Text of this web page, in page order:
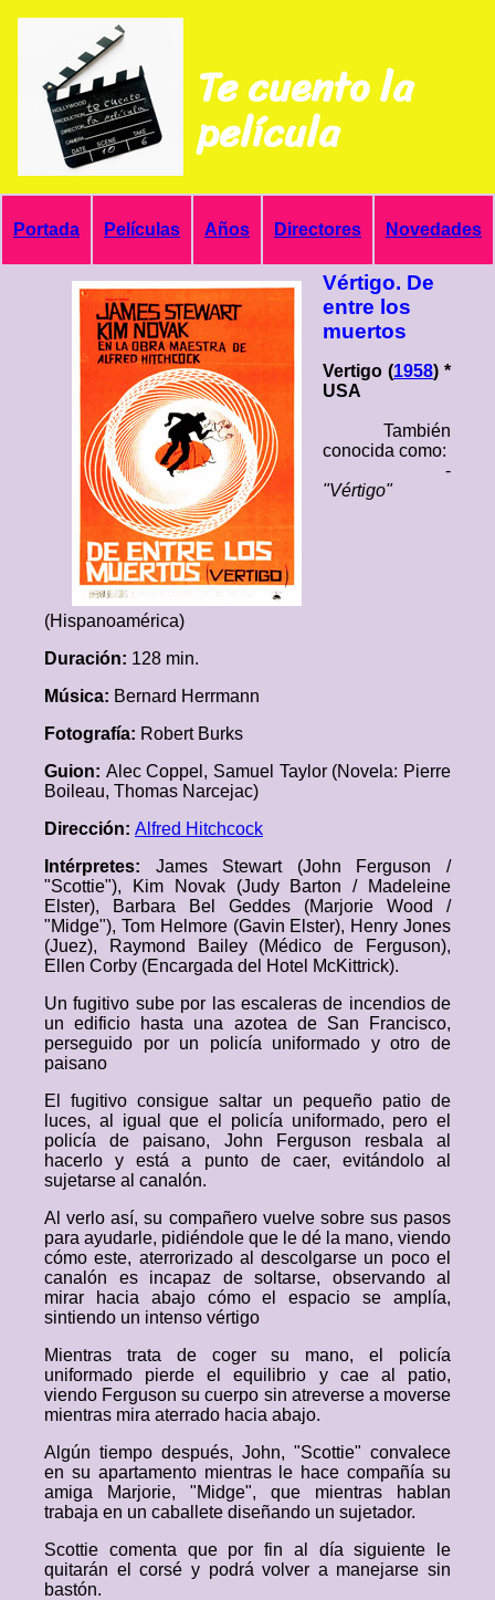
Te cuento la
película
Portada Películas Años Directores Novedades
Vértigo. De
entre los
muertos
Vertigo (1958) *
USA
También
conocida como:
-
"Vértigo"
(Hispanoamérica)
Duración: 128 min.
Música: Bernard Herrmann
Fotografía: Robert Burks
Guion: Alec Coppel, Samuel Taylor (Novela: Pierre
Boileau, Thomas Narcejac)
Dirección: Alfred Hitchcock
Intérpretes: James Stewart (John Ferguson /
"Scottie"), Kim Novak (Judy Barton / Madeleine
Elster), Barbara Bel Geddes (Marjorie Wood /
"Midge"), Tom Helmore (Gavin Elster), Henry Jones
(Juez), Raymond Bailey (Médico de Ferguson),
Ellen Corby (Encargada del Hotel McKittrick).
Un fugitivo sube por las escaleras de incendios de
un edificio hasta una azotea de San Francisco,
perseguido por un policía uniformado y otro de
paisano
El fugitivo consigue saltar un pequeño patio de
luces, al igual que el policía uniformado, pero el
policía de paisano, John Ferguson resbala al
hacerlo y está a punto de caer, evitándolo al
sujetarse al canalón.
Al verlo así, su compañero vuelve sobre sus pasos
para ayudarle, pidiéndole que le dé la mano, viendo
cómo este, aterrorizado al descolgarse un poco el
canalón es incapaz de soltarse, observando al
mirar hacia abajo cómo el espacio se amplía,
sintiendo un intenso vértigo
Mientras trata de coger su mano, el policía
uniformado pierde el equilibrio y cae al patio,
viendo Ferguson su cuerpo sin atreverse a moverse
mientras mira aterrado hacia abajo.
Algún tiempo después, John, "Scottie" convalece
en su apartamento mientras le hace compañía su
amiga Marjorie, "Midge", que mientras hablan
trabaja en un caballete diseñando un sujetador.
Scottie comenta que por fin al día siguiente le
quitarán el corsé y podrá volver a manejarse sin
bastón.